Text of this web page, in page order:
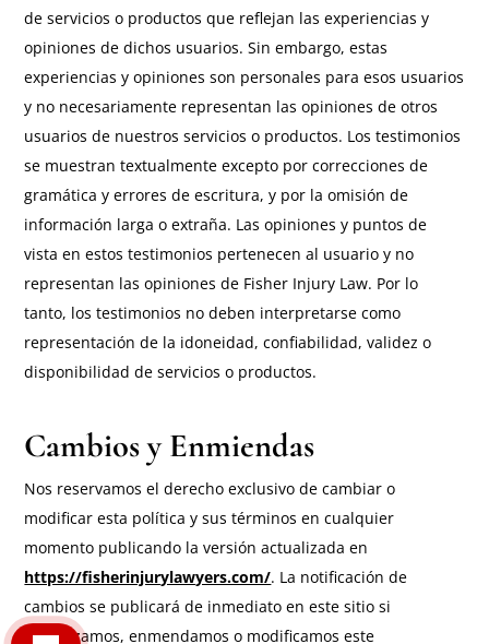
de servicios o productos que reflejan las experiencias y
opiniones de dichos usuarios. Sin embargo, estas
experiencias y opiniones son personales para esos usuarios
y no necesariamente representan las opiniones de otros
usuarios de nuestros servicios o productos. Los testimonios
se muestran textualmente excepto por correcciones de
gramática y errores de escritura, y por la omisión de
información larga o extraña. Las opiniones y puntos de
vista en estos testimonios pertenecen al usuario y no
representan las opiniones de Fisher Injury Law. Por lo
tanto, los testimonios no deben interpretarse como
representación de la idoneidad, confiabilidad, validez o
disponibilidad de servicios o productos.
Cambios y Enmiendas
Nos reservamos el derecho exclusivo de cambiar o
modificar esta política y sus términos en cualquier
momento publicando la versión actualizada en
https://fisherinjurylawyers.com/. La notificación de
cambios se publicará de inmediato en este sitio si
actualizamos, enmendamos o modificamos este